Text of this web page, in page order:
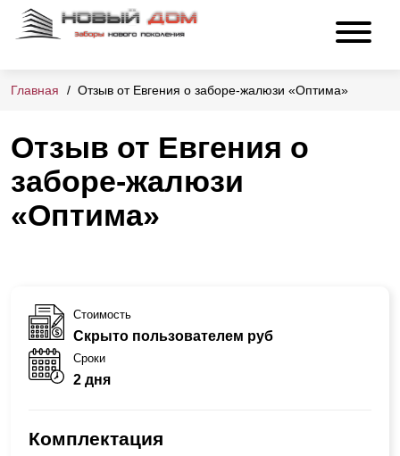
Главная Отзыв от Евгения о заборе-жалюзи «Оптима»
Отзыв от Евгения о
заборе-жалюзи
«Оптима»
Стоимость
Скрыто пользователем руб
Сроки
2 дня
Комплектация